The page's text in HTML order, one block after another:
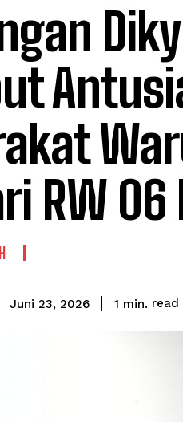
RW
Juni 23, 2026 1 min. read